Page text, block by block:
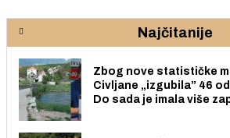
Najčitanije
Zbog nove statističke
Civljane „izgubila” 46
Do sada je imala više